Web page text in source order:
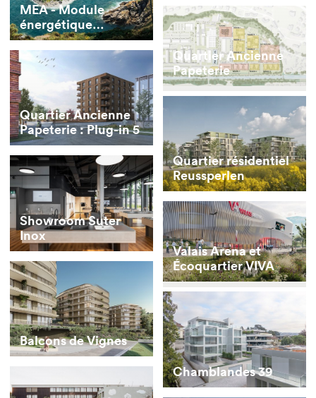
MEA - Module
énergétique
autonome
Quartier Ancienne
Papeterie
Quartier Ancienne
Papeterie : Plug-in 5
Quartier résidentiel
Reussperlen
Showroom Suter
Inox
Valais Arena et
Écoquartier VIVA
Balcons de Vignes
Chamblandes 39